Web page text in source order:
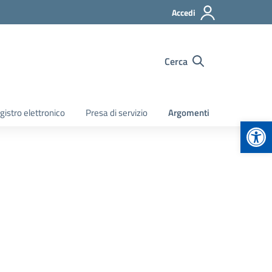
Accedi
Cerca
elettronico Presa di servizio Argomenti